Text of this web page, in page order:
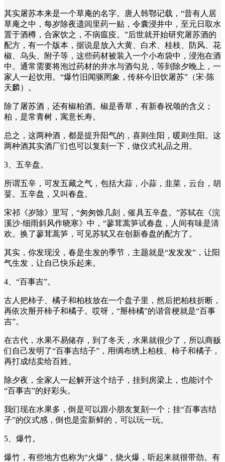
其实屠苏本来是一个草庵的名字。唐人韩鄂记载，“昔有人居
草庵之中，每岁除夜遗闾里药一贴，令囊浸井中，至元日取水
置于酒樽，合家饮之，不病瘟疫。”后世就开始研究屠苏酒的
配方，有一个版本，据说是放入大黄、白术、桂枝、防风、花
椒、乌头、附子等，这些药材被装入一个小布袋中，浸泡在酒
中。通常需要将泡过药材的井水与酒勾兑，等到除夕晚上，一
家人一起饮用。“爆竹旧闻驱罔象，传杯今旧饮屠苏”（宋·陈
天麟）。
除了屠苏酒，还有椒柏酒。椒是香草，有新春祝颂的含义；
柏，是常青树，寓意长寿。
总之，这两种酒，都是提升阳气的，喜则生阳，暖则生阳。这
两种酒其实酒厂们也可以复刻一下，做仪式礼品之用。
3、五辛盘。
所谓五辛，可发五藏之气，包括大蒜，小蒜，韭菜，云台，胡
荽。五辛盘，又叫春盘。
宋祁《岁除》里写，“匆匆馀几刻，催具五辛盘。”苏轼在《浣
溪沙·细雨斜风作晓寒》中，“蓼茸蒿笋试春盘，人间有味是清
欢。换了蓼茸蒿笋，可见苏轼又在创新春盘的配方了。
其实，你发现没，春是生发的季节，主题就是“发发发”，让阳
气生发，让自己快乐起来。
4、“百事吉”。
古人把柿子、橘子和柏枝放在一个盘子里，然后把柏枝折断，
再依次掰开柿子和橘子。哎呀，“掰柿橘”的谐音梗就是“百事
吉”。
在古代，水果不易储存，到了冬天，水果就很少了，所以商贩
们自己发明了“百事吉结子”，用绸布绣上柏枝、柿子和橘子，
再打成结卖给百姓。
除夕夜，全家人一起解开这个结子，挂到房梁上，也能讨个
“百事吉”的好彩头。
我们现在水果多，倒是可以跟小朋友复刻一个；挂“百事吉结
子”的仪式感，倒也是蛮新鲜的，可以玩一玩。
5、爆竹。
爆竹，有些地方也称为“火爆”，烧火爆，听起来就很带劲。有